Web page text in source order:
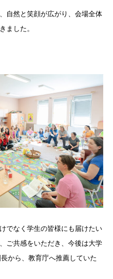
自然と笑顔が広がり、会場全体
ました。
でなく学生の皆様にも届けたい
ご共感をいただき、今後は大学
から、教育庁へ推薦していた